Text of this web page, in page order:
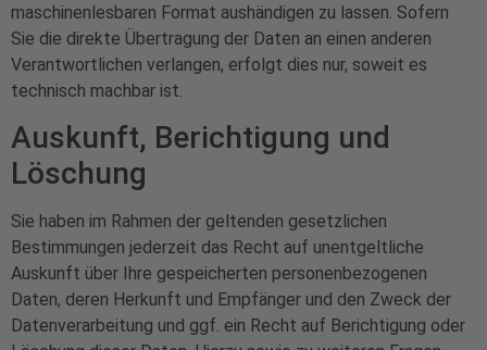
maschinenlesbaren Format aushändigen zu lassen. Sofern
Sie die direkte Übertragung der Daten an einen anderen
Verantwortlichen verlangen, erfolgt dies nur, soweit es
technisch machbar ist.
Auskunft, Berichtigung und
Löschung
Sie haben im Rahmen der geltenden gesetzlichen
Bestimmungen jederzeit das Recht auf unentgeltliche
Auskunft über Ihre gespeicherten personenbezogenen
Daten, deren Herkunft und Empfänger und den Zweck der
Datenverarbeitung und ggf. ein Recht auf Berichtigung oder